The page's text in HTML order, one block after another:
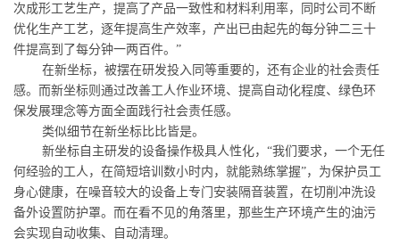
次成形工艺生产，提高了产品一致性和材料利用率，同时公司不断
优化生产工艺，逐年提高生产效率，产出已由起先的每分钟二三十
件提高到了每分钟一两百件。 ”
在新坐标，被摆在研发投入同等重要的，还有企业的社会责任
感。而新坐标则通过改善工人作业环境、提高自动化程度、绿色环
保发展理念等方面全面践行社会责任感。
类似细节在新坐标比比皆是。
新坐标自主研发的设备操作极具人性化， “我们要求，一个无任
何经验的工人，在简短培训数小时内，就能熟练掌握”，为保护员工
身心健康，在噪音较大的设备上专门安装隔音装置，在切削冲洗设
备外设置防护罩。而在看不见的角落里，那些生产环境产生的油污
会实现自动收集、自动清理。